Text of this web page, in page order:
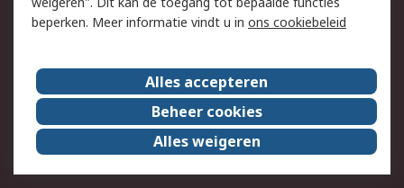
Algemene
verkoopvoorwaarden
Over RS
RS Group
Over ons
RS wereldwijd
Werken bij RS
ESG
beperken. Meer informatie vindt u in ons cookiebeleid
Alles accepteren
Beheer cookies
Alles weigeren